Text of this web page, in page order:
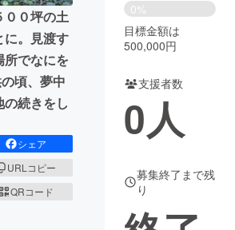
書籍・雑誌
起業 チャレンジ
Social Good
CAMPFIRE Creation
さと納税
コミュニティ
０坪の土
に。見渡す
所でなにを
頃、夢中
続きをし
シェア
URLコピー
QRコード
0%
目標金額は
500,000円
支援者数
0人
募集終了まで残
り